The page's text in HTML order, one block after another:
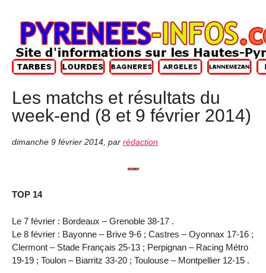
Les matchs et résultats du
week-end (8 et 9 février 2014)
dimanche 9 février 2014 par rédaction
TOP 14
Le 7 février : Bordeaux – Grenoble 38-17 .
Le 8 février : Bayonne – Brive 9-6 ; Castres – Oyonnax 17-16 ;
Clermont – Stade Français 25-13 ; Perpignan – Racing Métro
19-19 ; Toulon – Biarritz 33-20 ; Toulouse – Montpellier 12-15 .